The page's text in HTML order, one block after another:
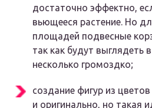
достаточно эффектно,
вьющееся растение. Но
площадей подвесные
так как будут выглядеть
несколько громоздко;
создание фигур из
и оригинально, но такая